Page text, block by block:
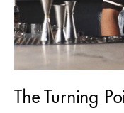
The Turning